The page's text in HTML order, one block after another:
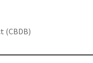
(CBDB)